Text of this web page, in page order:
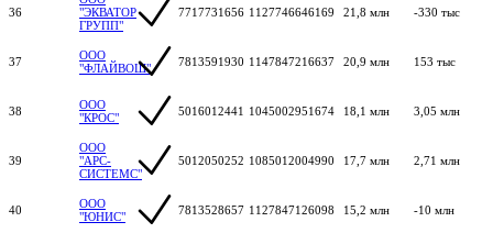
36
"ЭКВАТОР
ГРУПП"
7717731656 1127746646169 21,8 млн -330 тыс
37
ООО
"ФЛАЙВОШ"
7813591930 1147847216637 20,9 млн 153 тыс
38
ООО
"КРОС"
5016012441 1045002951674 18,1 млн 3,05 млн
39
ООО
"АРС-
СИСТЕМС"
5012050252 1085012004990 17,7 млн 2,71 млн
40
ООО
"ЮНИС"
7813528657 1127847126098 15,2 млн -10 млн